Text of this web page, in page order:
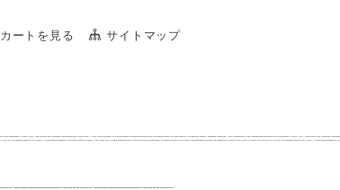
カートを見る サイトマップ